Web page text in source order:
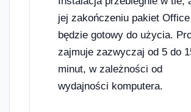
jej zakończeniu pakiet
będzie gotowy do użycia.
zajmuje zazwyczaj od 5 do
minut, w zależności od
wydajności komputera.